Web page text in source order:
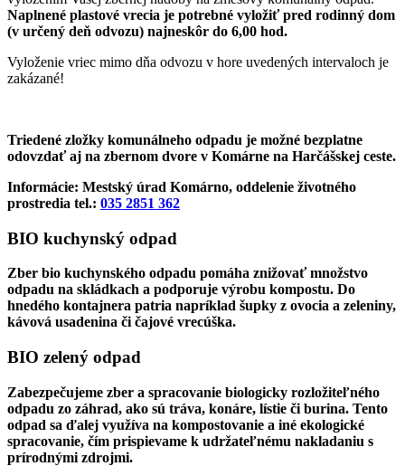
Naplnené plastové vrecia je potrebné vyložiť pred rodinný dom
(v určený deň odvozu) najneskôr do 6,00 hod.
Vyloženie vriec mimo dňa odvozu v hore uvedených intervaloch je
zakázané!
Triedené zložky komunálneho odpadu je možné bezplatne
odovzdať aj na zbernom dvore v Komárne na Harčášskej ceste.
Informácie: Mestský úrad Komárno, oddelenie životného
prostredia tel.: 035 2851 362
BIO kuchynský odpad
Zber bio kuchynského odpadu pomáha znižovať množstvo
odpadu na skládkach a podporuje výrobu kompostu. Do
hnedého kontajnera patria napríklad šupky z ovocia a zeleniny,
kávová usadenina či čajové vrecúška.
BIO zelený odpad
Zabezpečujeme zber a spracovanie biologicky rozložiteľného
odpadu zo záhrad, ako sú tráva, konáre, lístie či burina. Tento
odpad sa ďalej využíva na kompostovanie a iné ekologické
spracovanie, čím prispievame k udržateľnému nakladaniu s
prírodnými zdrojmi.